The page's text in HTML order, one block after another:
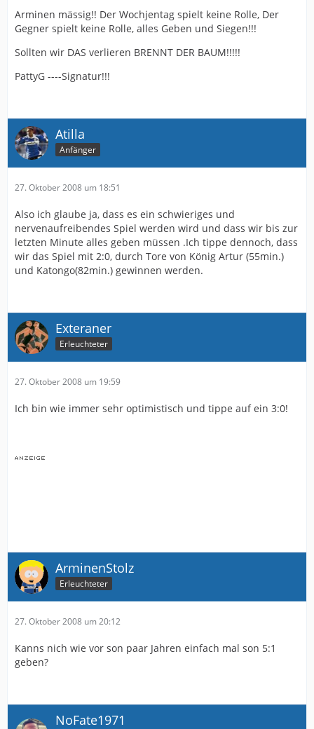
Arminen mässig!! Der Wochjentag spielt keine Rolle, Der
Gegner spielt keine Rolle, alles Geben und Siegen!!!
Sollten wir DAS verlieren BRENNT DER BAUM!!!!!
PattyG ----Signatur!!!
Atilla
Anfänger
27. Oktober 2008 um 18:51
Also ich glaube ja, dass es ein schwieriges und
nervenaufreibendes Spiel werden wird und dass wir bis zur
letzten Minute alles geben müssen .Ich tippe dennoch, dass
wir das Spiel mit 2:0, durch Tore von König Artur (55min.)
und Katongo(82min.) gewinnen werden.
Exteraner
Erleuchteter
27. Oktober 2008 um 19:59
Ich bin wie immer sehr optimistisch und tippe auf ein 3:0!
ArminenStolz
Erleuchteter
27. Oktober 2008 um 20:12
Kanns nich wie vor son paar Jahren einfach mal son 5:1
geben?
NoFate1971